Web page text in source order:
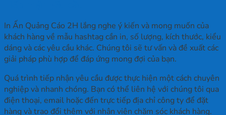
In Ấn Quảng Cáo 2H lắng nghe ý kiến và mong muốn của
khách hàng về mẫu hashtag cần in, số lượng, kích thước, kiểu
dáng và các yêu cầu khác. Chúng tôi sẽ tư vấn và đề xuất các
giải pháp phù hợp để đáp ứng mong đợi của bạn.
Quá trình tiếp nhận yêu cầu được thực hiện một cách chuyên
nghiệp và nhanh chóng. Bạn có thể liên hệ với chúng tôi qua
điện thoại, email hoặc đến trực tiếp địa chỉ công ty để đặt
hàng và trao đổi thêm với nhân viên chăm sóc khách hàng.